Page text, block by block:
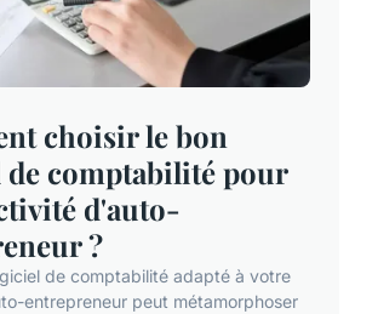
choisir le bon
comptabilité pour
d'auto-
?
de comptabilité adapté à votre
entrepreneur peut métamorphoser